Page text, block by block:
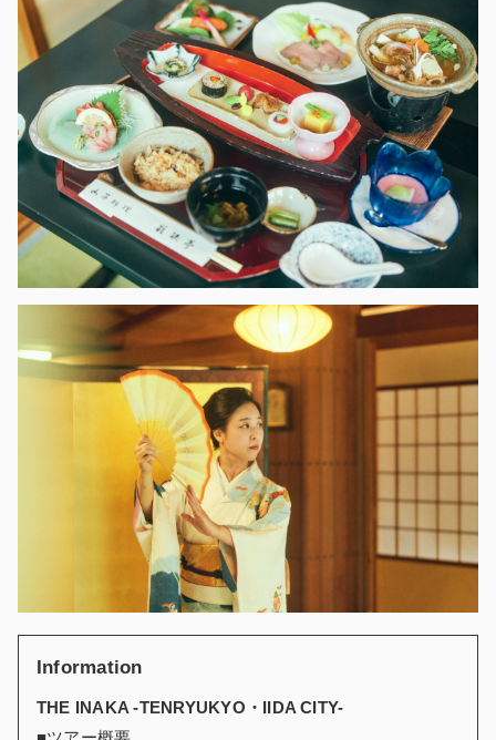
Information
THE INAKA -TENRYUKYO・IIDA CITY-